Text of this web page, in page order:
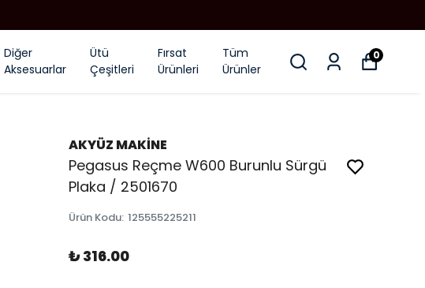
Diğer
Aksesuarlar
Ütü
Çeşitleri
Fırsat
Ürünleri
Tüm
Ürünler
0
AKYÜZ MAKİNE
Pegasus Reçme W600 Burunlu Sürgü
Plaka / 2501670
Ürün Kodu: 125555225211
₺ 316.00